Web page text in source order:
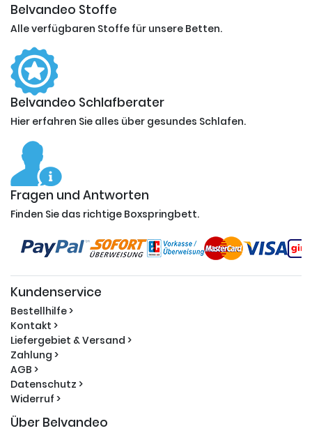
Belvandeo Stoffe
Alle verfügbaren Stoffe für unsere Betten.
Belvandeo Schlafberater
Hier erfahren Sie alles über gesundes Schlafen.
Fragen und Antworten
Finden Sie das richtige Boxspringbett.
Kundenservice
Bestellhilfe >
Kontakt >
Liefergebiet & Versand >
Zahlung >
AGB >
Datenschutz >
Widerruf >
Über Belvandeo